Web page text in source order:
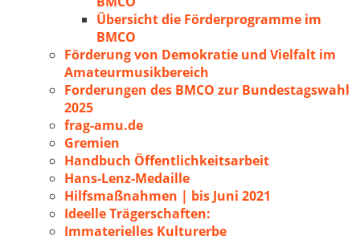
Übersicht die Förderprogramme im
BMCO
Förderung von Demokratie und Vielfalt im
Amateurmusikbereich
Forderungen des BMCO zur Bundestagswahl
2025
frag-amu.de
Gremien
Handbuch Öffentlichkeitsarbeit
Hans-Lenz-Medaille
Hilfsmaßnahmen | bis Juni 2021
Ideelle Trägerschaften:
Immaterielles Kulturerbe